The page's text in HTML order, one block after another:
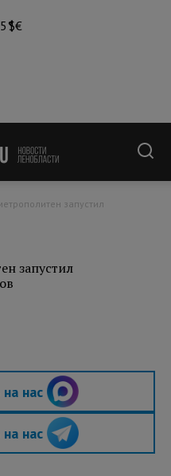
$€
запустил
нас
нас